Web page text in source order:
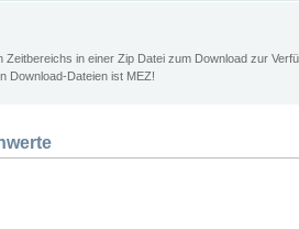
in einer Zip Datei zum Download zur
Download-Dateien ist MEZ!